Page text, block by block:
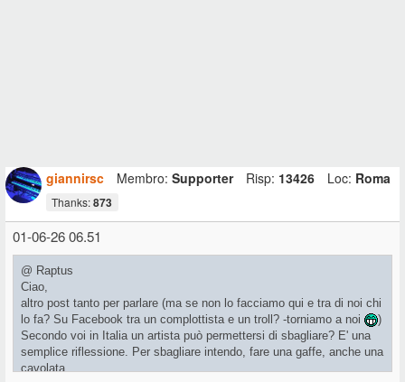
giannirsc Membro: Supporter Risp: 13426 Loc: Roma
Thanks:873
01-06-26 06.51
@ Raptus
Ciao,
altro post tanto per parlare (ma se non lo facciamo qui e tra di noi chi
lo fa? Su Facebook tra un complottista e un troll? -torniamo a noi
)
Secondo voi in Italia un artista può permettersi di sbagliare? E' una
semplice riflessione. Per sbagliare intendo, fare una gaffe, anche una
cavolata.